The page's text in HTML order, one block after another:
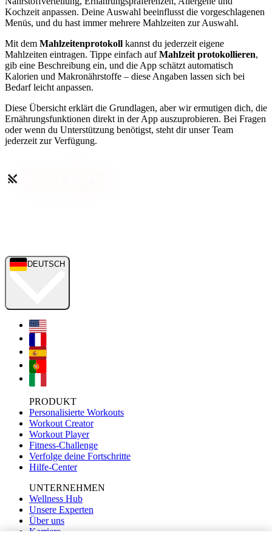
Kochzeit anpassen. Deine Auswahl beeinflusst die vorgeschlagenen
Menüs, und du hast immer mehrere Mahlzeiten zur Auswahl.
Mit dem Mahlzeitenprotokoll kannst du jederzeit eigene
Mahlzeiten eintragen. Tippe einfach aufMahlzeit protokollieren,
gib eine Beschreibung ein, und die App schätzt automatisch
Kalorien und Makronährstoffe – diese Angaben lassen sich bei
Bedarf leicht anpassen.
Diese Übersicht erklärt die Grundlagen, aber wir ermutigen dich, die
Ernährungsfunktionen direkt in der App auszuprobieren. Bei Fragen
oder wenn du Unterstützung benötigst, steht dir unser Team
jederzeit zur Verfügung.
DEUTSCH
PRODUKT
Personalisierte Workouts
Workout Creator
Workout Player
Fitness-Challenge
Verfolge deine Fortschritte
Hilfe-Center
UNTERNEHMEN
Wellness Hub
Unsere Experten
Über uns
Karriere